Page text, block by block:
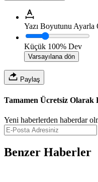
Yazı Boyutunu Ayarla
Küçük 100% Dev
Varsayılana dön
Paylaş
Tamamen Ücretsiz Olarak
Yeni haberlerden haberdar
Benzer Haberler